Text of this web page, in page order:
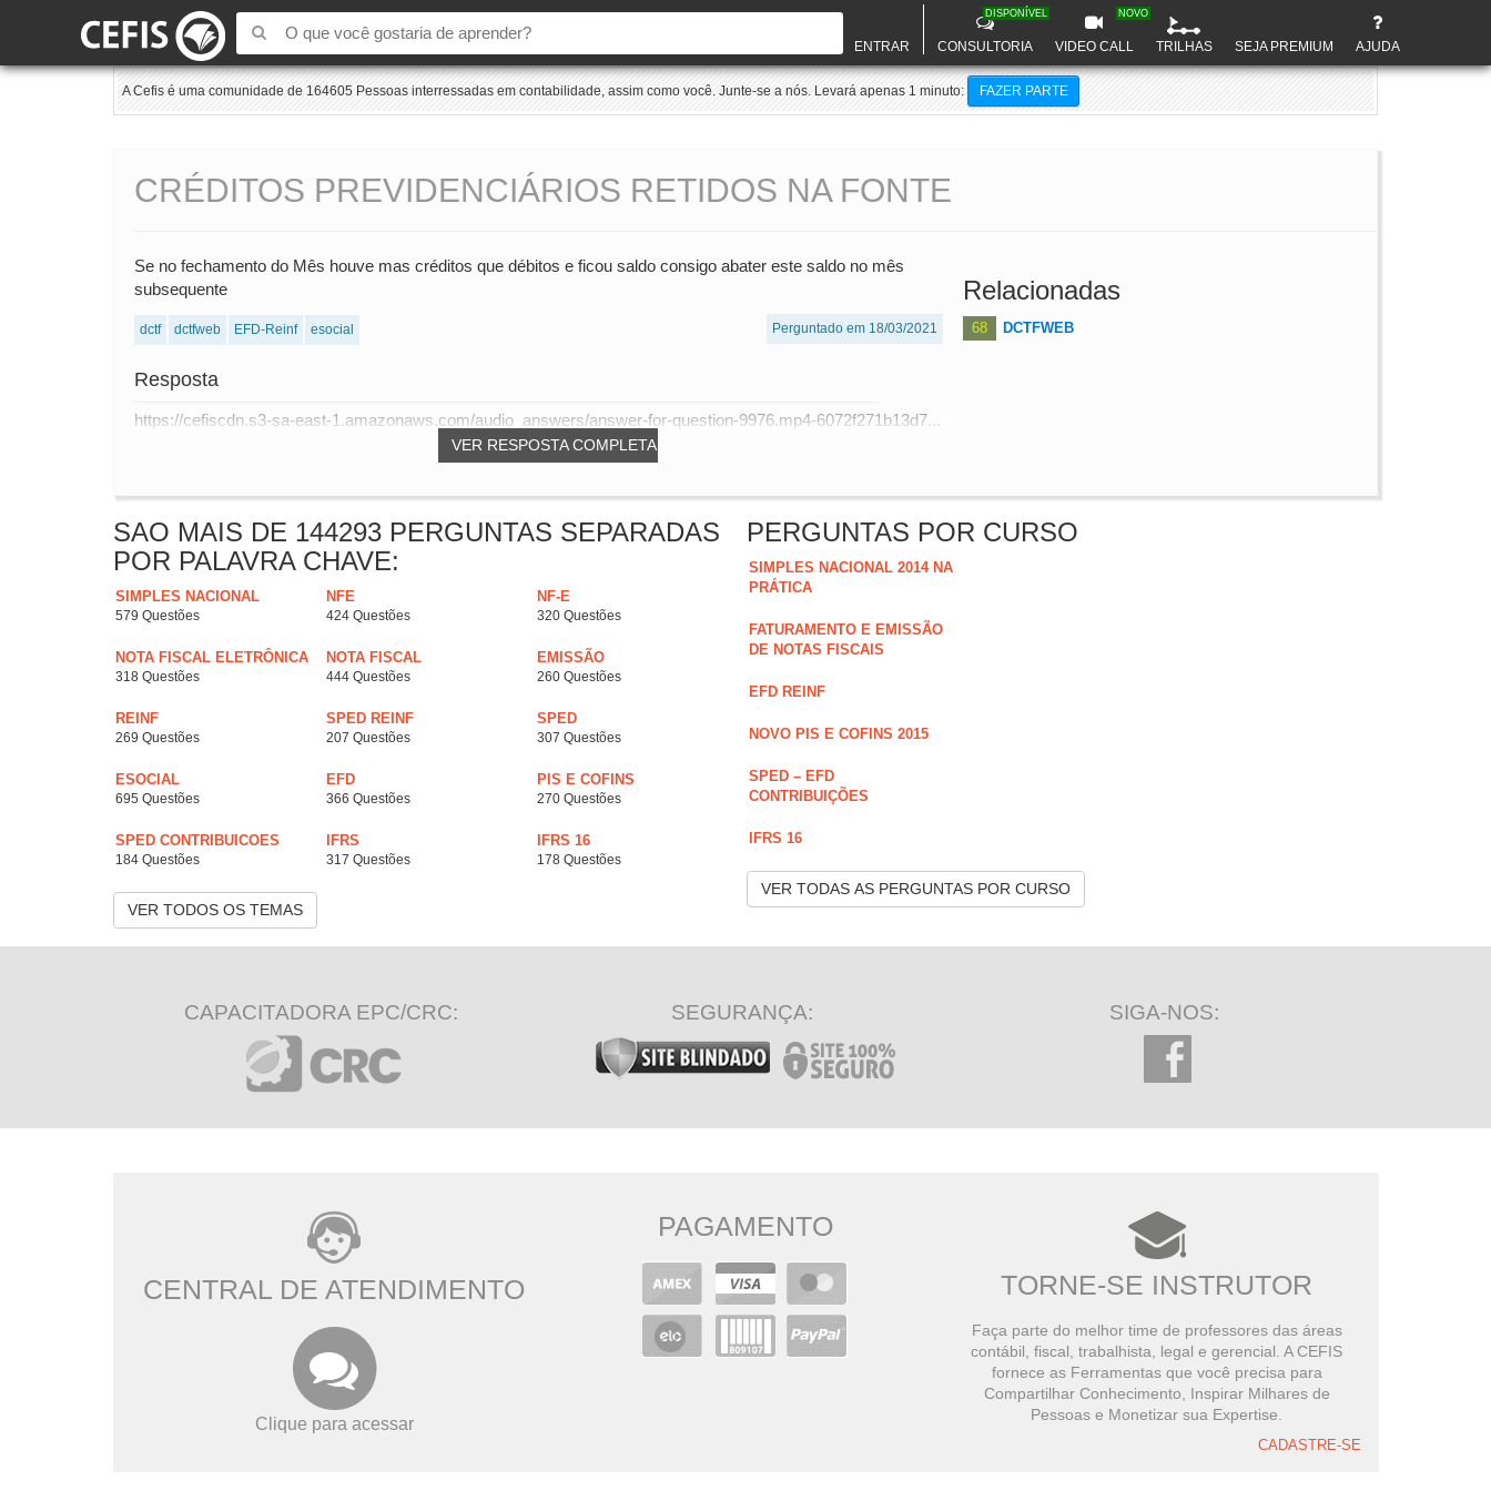
ENTRAR CONSULTORIA
DISPONÍVEL
VIDEO CALL
NOVO
TRILHAS SEJA PREMIUM AJUDA
A Cefis é uma comunidade de 164605 Pessoas interressadas em contabilidade, assim como você. Junte-se a nós. Levará apenas 1 minuto: FAZER PARTE
CRÉDITOS PREVIDENCIÁRIOS RETIDOS NA FONTE
Se no fechamento do Mês houve mas créditos que débitos e ficou saldo consigo abater este saldo no mês
subsequente
dctf dctfweb EFD-Reinf esocial Perguntado em 18/03/2021
Resposta
VER RESPOSTA COMPLETA
https://cefiscdn.s3-sa-east-1.amazonaws.com/audio_answers/answer-for-question-9976.mp4-6072f271b13d7...
Relacionadas
68 DCTFWEB
SAO MAIS DE 144293 PERGUNTAS SEPARADAS
POR PALAVRA CHAVE:
SIMPLES NACIONAL
579 Questões
NFE
424 Questões
NF-E
320 Questões
NOTA FISCAL ELETRÔNICA
318 Questões
NOTA FISCAL
444 Questões
EMISSÃO
260 Questões
REINF
269 Questões
SPED REINF
207 Questões
SPED
307 Questões
ESOCIAL
695 Questões
EFD
366 Questões
PIS E COFINS
270 Questões
SPED CONTRIBUICOES
184 Questões
IFRS
317 Questões
IFRS 16
178 Questões
VER TODOS OS TEMAS
PERGUNTAS POR CURSO
SIMPLES NACIONAL 2014 NA
PRÁTICA
FATURAMENTO E EMISSÃO
DE NOTAS FISCAIS
EFD REINF
NOVO PIS E COFINS 2015
SPED – EFD
CONTRIBUIÇÕES
IFRS 16
VER TODAS AS PERGUNTAS POR CURSO
CAPACITADORA EPC/CRC: SEGURANÇA: SIGA-NOS:
CENTRAL DE ATENDIMENTO
Clique para acessar
PAGAMENTO
TORNE-SE INSTRUTOR
Faça parte do melhor time de professores das áreas
contábil, fiscal, trabalhista, legal e gerencial. A CEFIS
fornece as Ferramentas que você precisa para
Compartilhar Conhecimento, Inspirar Milhares de
Pessoas e Monetizar sua Expertise.
CADASTRE-SE